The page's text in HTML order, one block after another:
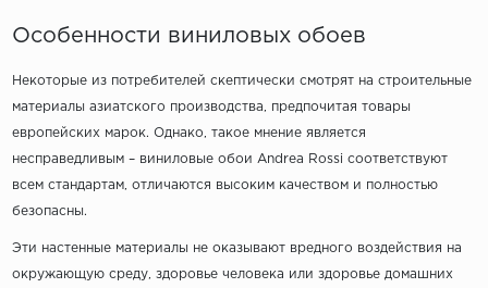
Особенности виниловых обоев
Некоторые из потребителей скептически смотрят на строительные
материалы азиатского производства, предпочитая товары
европейских марок. Однако, такое мнение является
несправедливым – виниловые обои Andrea Rossi соответствуют
всем стандартам, отличаются высоким качеством и полностью
безопасны.
Эти настенные материалы не оказывают вредного воздействия на
окружающую среду, здоровье человека или здоровье домашних